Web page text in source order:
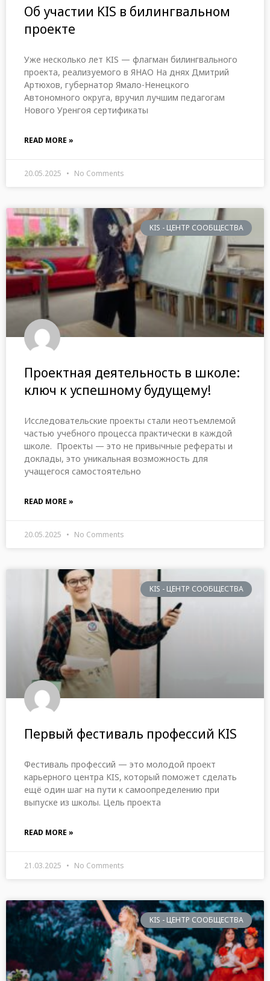
Об участии KIS в билингвальном
проекте
Уже несколько лет KIS — флагман билингвального
проекта, реализуемого в ЯНАО На днях Дмитрий
Артюхов, губернатор Ямало-Ненецкого
Автономного округа, вручил лучшим педагогам
Нового Уренгоя сертификаты
READ MORE »
20.05.2025 No Comments
KIS - ЦЕНТР СООБЩЕСТВА
Проектная деятельность в школе:
ключ к успешному будущему!
Исследовательские проекты стали неотъемлемой
частью учебного процесса практически в каждой
школе. Проекты — это не привычные рефераты и
доклады, это уникальная возможность для
учащегося самостоятельно
READ MORE »
20.05.2025 No Comments
KIS - ЦЕНТР СООБЩЕСТВА
Первый фестиваль профессий KIS
Фестиваль профессий — это молодой проект
карьерного центра KIS, который поможет сделать
ещё один шаг на пути к самоопределению при
выпуске из школы. Цель проекта
READ MORE »
21.03.2025 No Comments
KIS - ЦЕНТР СООБЩЕСТВА